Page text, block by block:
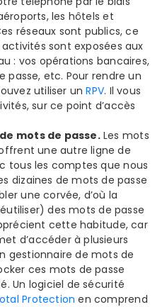
les hôtels et
réseaux sont publics, ce
sont exposées aux
: vos opérations bancaires,
passe, etc. Pour rendre un
utiliser unRPV. Il vous
sur ce point d’accès
mots de passe.Les mots
une autre ligne de
tous les comptes que nous
dizaines de mots de passe
une corvée, d’où la
des mots de passe
cette habitude, car
d’accéder à plusieurs
gestionnaire de mots de
ces mots de passe
Un logiciel de sécurité
Protection en comprend